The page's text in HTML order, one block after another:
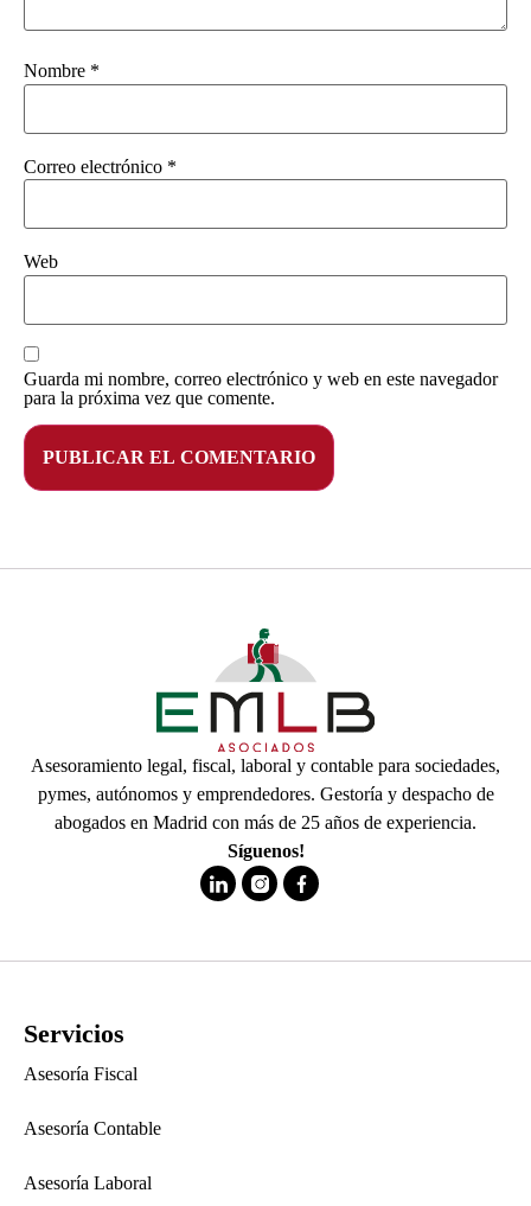
Nombre *
Correo electrónico *
Web
Guarda mi nombre, correo electrónico y web en este navegador
para la próxima vez que comente.
Asesoramiento legal, fiscal, laboral y contable para sociedades,
pymes, autónomos y emprendedores. Gestoría y despacho de
abogados en Madrid con más de 25 años de experiencia.
Síguenos!
Servicios
Asesoría Fiscal
Asesoría Contable
Asesoría Laboral